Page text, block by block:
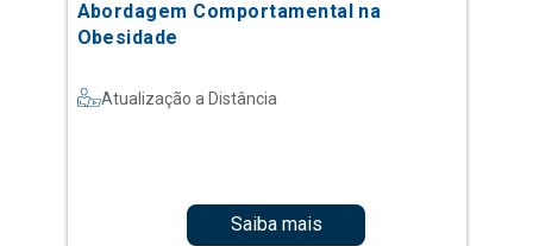
Abordagem Comportamental na
Obesidade
Atualização a Distância
Saiba mais